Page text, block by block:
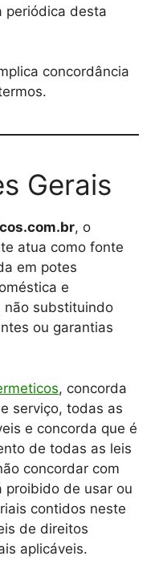
periódica desta
concordância
Gerais
, o
atua como fonte
em potes
e
não substituindo
ou garantias
, concorda
serviço, todas as
​​e concorda que é
de todas as leis
concordar com
proibido de usar ou
contidos neste
de direitos
aplicáveis.